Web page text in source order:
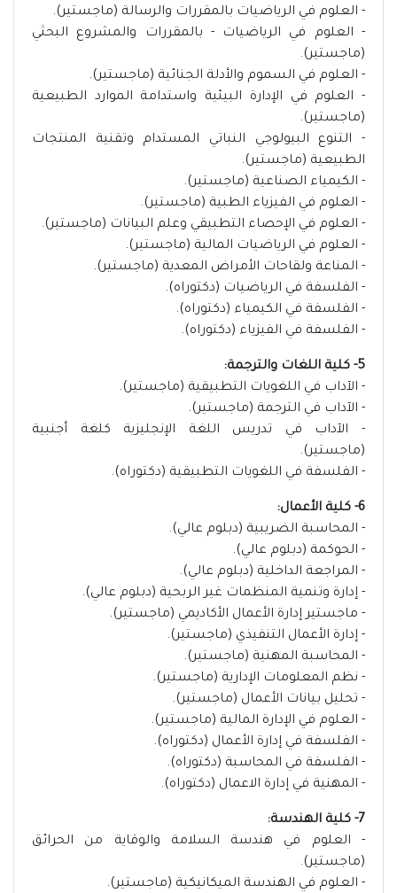
- العلوم في الرياضيات بالمقررات والرسالة (ماجستير).
- العلوم في الرياضيات - بالمقررات والمشروع البحثي
(ماجستير).
- العلوم في السموم والأدلة الجنائية (ماجستير).
- العلوم في الإدارة البيئية واستدامة الموارد الطبيعية
(ماجستير).
- التنوع البيولوجي النباتي المستدام وتقنية المنتجات
الطبيعية (ماجستير).
- الكيمياء الصناعية (ماجستير).
- العلوم في الفيزياء الطبية (ماجستير).
- العلوم في الإحصاء التطبيقي وعلم البيانات (ماجستير).
- العلوم في الرياضيات المالية (ماجستير).
- المناعة ولقاحات الأمراض المعدية (ماجستير).
- الفلسفة في الرياضيات (دكتوراه).
- الفلسفة في الكيمياء (دكتوراه).
- الفلسفة في الفيزياء (دكتوراه).
5- كلية اللغات والترجمة:
- الآداب في اللغويات التطبيقية (ماجستير).
- الآداب في الترجمة (ماجستير).
- الآداب في تدريس اللغة الإنجليزية كلغة أجنبية
(ماجستير).
- الفلسفة في اللغويات التطبيقية (دكتوراه).
6- كلية الأعمال:
- المحاسبة الضريبية (دبلوم عالي).
- الحوكمة (دبلوم عالي).
- المراجعة الداخلية (دبلوم عالي).
- إدارة وتنمية المنظمات غير الربحية (دبلوم عالي).
- ماجستير إدارة الأعمال الأكاديمي (ماجستير).
- إدارة الأعمال التنفيذي (ماجستير).
- المحاسبة المهنية (ماجستير).
- نظم المعلومات الإدارية (ماجستير).
- تحليل بيانات الأعمال (ماجستير).
- العلوم في الإدارة المالية (ماجستير).
- الفلسفة في إدارة الأعمال (دكتوراه).
- الفلسفة في المحاسبة (دكتوراه).
- المهنية في إدارة الاعمال (دكتوراه).
7- كلية الهندسة:
- العلوم في هندسة السلامة والوقاية من الحرائق
(ماجستير).
- العلوم في الهندسة الميكانيكية (ماجستير).